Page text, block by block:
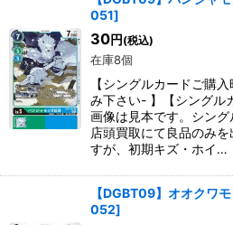
051]
30円 (税込)
在庫8個
【シングルカードご購
み下さい- 】【シングル
画像は見本です。シン
店頭買取にて良品のみ
すが、初期キズ・ホイ…
【DGBT09】オオクワモ
052]